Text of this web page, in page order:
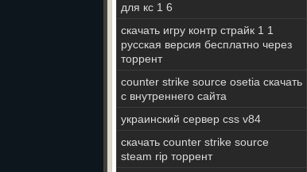
для кс 1 6
скачать игру контр страйк 1 1
русская версия бесплатно через
торрент
counter strike source osetia скачать
с внутреннего сайта
украинский сервер css v84
скачать counter strike source
steam rip торрент